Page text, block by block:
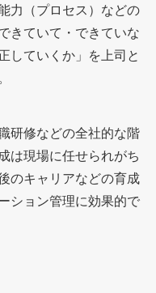
力（プロセス）などの
きていて・できていな
していくか」を上司と
研修などの全社的な階
は現場に任せられがち
のキャリアなどの育成
ション管理に効果的で